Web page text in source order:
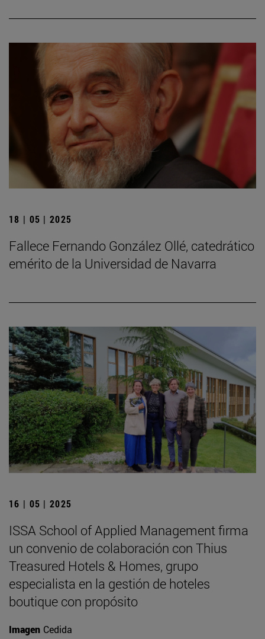
18 | 05 | 2025
Fallece Fernando González Ollé, catedrático
emérito de la Universidad de Navarra
16 | 05 | 2025
ISSA School of Applied Management firma
un convenio de colaboración con Thius
Treasured Hotels & Homes, grupo
especialista en la gestión de hoteles
boutique con propósito
Imagen Cedida